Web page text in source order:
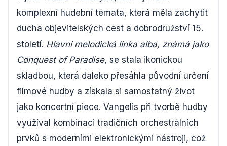
komplexní hudební témata, která měla zachytit
ducha objevitelských cest a dobrodružství 15.
století. Hlavní melodická linka alba, známá jako
Conquest of Paradise, se stala ikonickou
skladbou, která daleko přesáhla původní určení
filmové hudby a získala si samostatný život
jako koncertní piece. Vangelis při tvorbě hudby
využíval kombinaci tradičních orchestrálních
prvků s moderními elektronickými nástroji, což